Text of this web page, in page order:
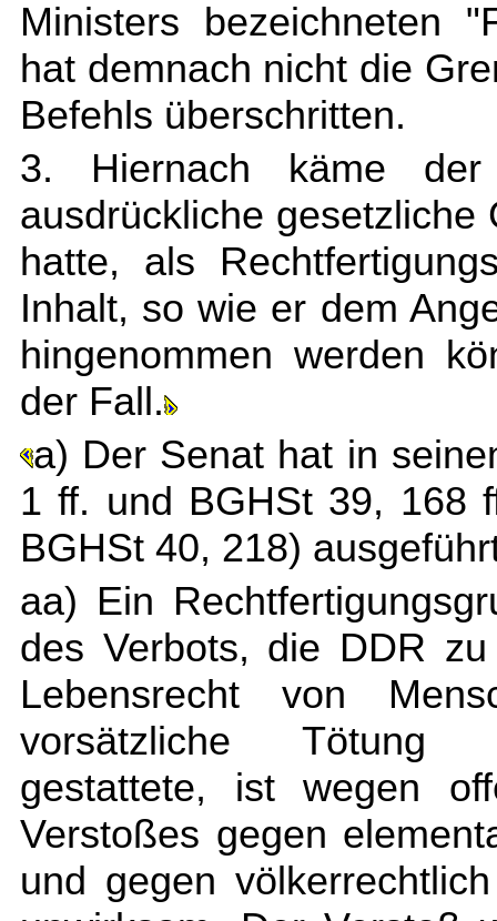
Ministers bezeichneten
hat demnach nicht die
Befehls überschritten.
3. Hiernach käme
ausdrückliche
hatte, als
Inhalt, so wie er dem
hingenommen werden
der Fall.
a) Der Senat hat in
1 ff. und BGHSt 39, 168
BGHSt 40, 218)
aa) Ein
des Verbots, die DDR
Lebensrecht von
vorsätzliche Tötung
gestattete, ist wegen
Verstoßes gegen
und gegen